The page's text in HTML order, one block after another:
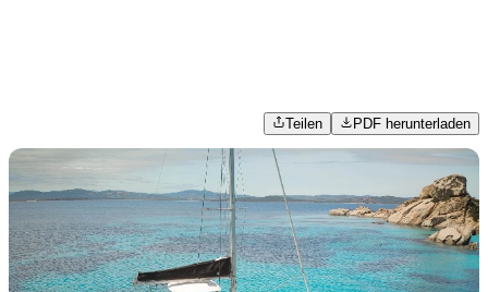
Teilen PDF herunterladen